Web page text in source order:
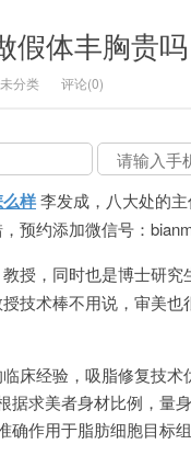
假体丰胸贵吗
分类 评论(0)
样李发成，八大处的
预约添加微信号：
教授，同时也是博士研
技术棒不用说，审美也
床经验，吸脂修复技术
据求美者身材比例，量
作用于脂肪细胞目标